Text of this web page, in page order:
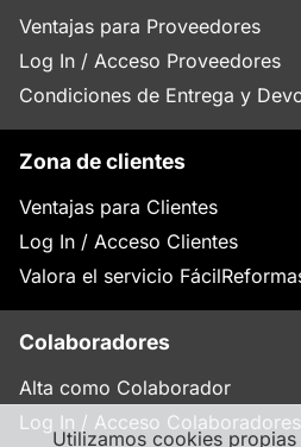
Utilizamos cookies
Ventajas para Proveedores
Log In / Acceso Proveedores
Condiciones de Entrega y
Zona de clientes
Ventajas para Clientes
Log In / Acceso Clientes
Valora el servicio
Colaboradores
Alta como Colaborador
Log In / Acceso Colaboradores